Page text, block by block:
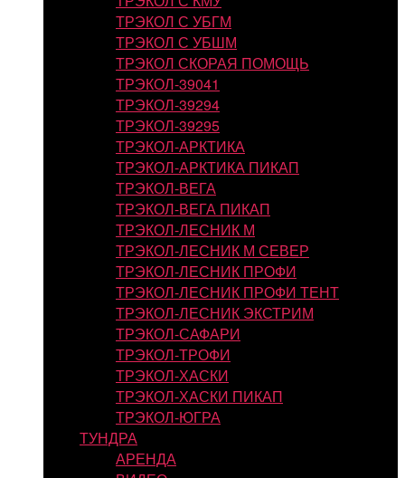
ТРЭКОЛ С УБГМ
ТРЭКОЛ С УБШМ
ТРЭКОЛ СКОРАЯ ПОМОЩЬ
ТРЭКОЛ-39041
ТРЭКОЛ-39294
ТРЭКОЛ-39295
ТРЭКОЛ-АРКТИКА
ТРЭКОЛ-АРКТИКА ПИКАП
ТРЭКОЛ-ВЕГА
ТРЭКОЛ-ВЕГА ПИКАП
ТРЭКОЛ-ЛЕСНИК М
ТРЭКОЛ-ЛЕСНИК М СЕВЕР
ТРЭКОЛ-ЛЕСНИК ПРОФИ
ТРЭКОЛ-ЛЕСНИК ПРОФИ ТЕНТ
ТРЭКОЛ-ЛЕСНИК ЭКСТРИМ
ТРЭКОЛ-САФАРИ
ТРЭКОЛ-ТРОФИ
ТРЭКОЛ-ХАСКИ
ТРЭКОЛ-ХАСКИ ПИКАП
ТРЭКОЛ-ЮГРА
ТУНДРА
АРЕНДА